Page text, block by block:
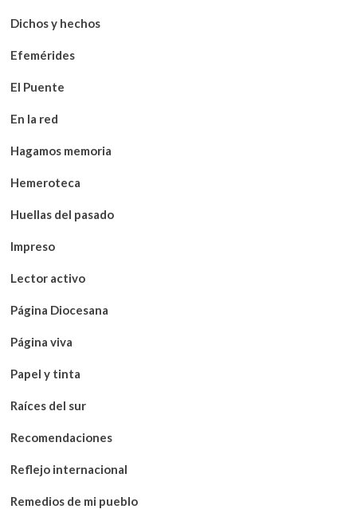
Dichos y hechos
Efemérides
El Puente
En la red
Hagamos memoria
Hemeroteca
Huellas del pasado
Impreso
Lector activo
Página Diocesana
Página viva
Papel y tinta
Raíces del sur
Recomendaciones
Reflejo internacional
Remedios de mi pueblo